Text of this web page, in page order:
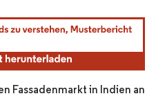
erfordert Namensnennung gemäß
Fassadenmarkt in Indien an